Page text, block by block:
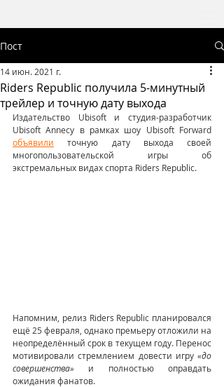
Пост
Riders Republic получила 5-минутный
трейлер и точную дату выхода
14 июн. 2021 г.
Издательство Ubisoft и студия-разработчик
объявили точную дату выхода своей
многопользовательской игры об
экстремальных видах спорта Riders Republic.
Напомним, релиз Riders Republic планировался
ещё 25 февраля, однако премьеру отложили на
неопределённый срок в текущем году. Перенос
мотивировали стремлением довести игру «до
совершенства» и полностью оправдать
ожидания фанатов.